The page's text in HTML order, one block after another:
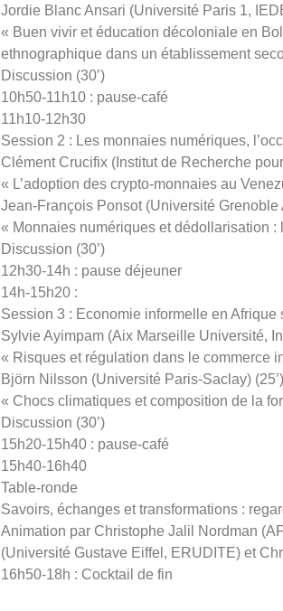
Jordie Blanc Ansari (Université Paris 1,
« Buen vivir et éducation décoloniale en
ethnographique dans un établissement
Discussion (30’)
10h50-11h10 : pause-café
11h10-12h30
Session 2 : Les monnaies numériques,
Clément Crucifix (Institut de Recherche
« L’adoption des crypto-monnaies au
Jean-François Ponsot (Université Grenoble
« Monnaies numériques et dédollarisation
Discussion (30’)
12h30-14h : pause déjeuner
14h-15h20 :
Session 3 : Economie informelle en Afrique
Sylvie Ayimpam (Aix Marseille Université,
« Risques et régulation dans le commerce
Björn Nilsson (Université Paris-Saclay) (25’)
« Chocs climatiques et composition de la
Discussion (30’)
15h20-15h40 : pause-café
15h40-16h40
Table-ronde
Savoirs, échanges et transformations :
Animation par Christophe Jalil Nordman
(Université Gustave Eiffel, ERUDITE) et
16h50-18h : Cocktail de fin